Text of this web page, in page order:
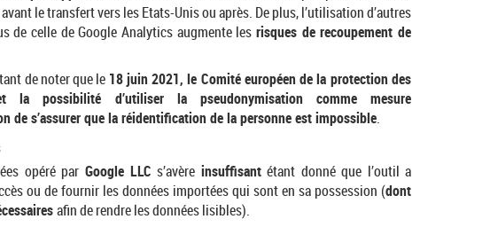
le transfert vers les Etats-Unis ou après. De plus, l’utilisation d’autres
de celle de Google Analytics augmente les risques de recoupement de
de noter que le 18 juin 2021, le Comité européen de la protection des
la possibilité d’utiliser la pseudonymisation comme mesure
de s’assurer que la réidentification de la personne est impossible.
opéré par Google LLC s’avère insuffisantétant donné que l’outil a
ou de fournir les données importées qui sont en sa possession (dont
afin de rendre les données lisibles).